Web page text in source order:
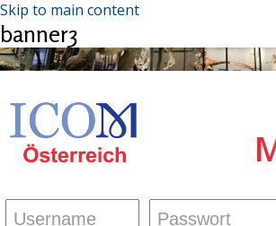
Skip to main content
banner3